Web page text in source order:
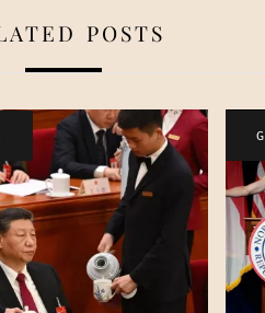
POSTS